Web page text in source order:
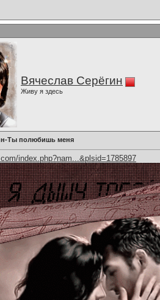
Вячеслав Серёгин
Живу я здесь
Ты полюбишь меня
index.php?nam...&plsid=1785897